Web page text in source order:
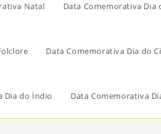
Natal Data Comemorativa Dia
Data Comemorativa Dia do
Dia do Índio Data Comemorativa